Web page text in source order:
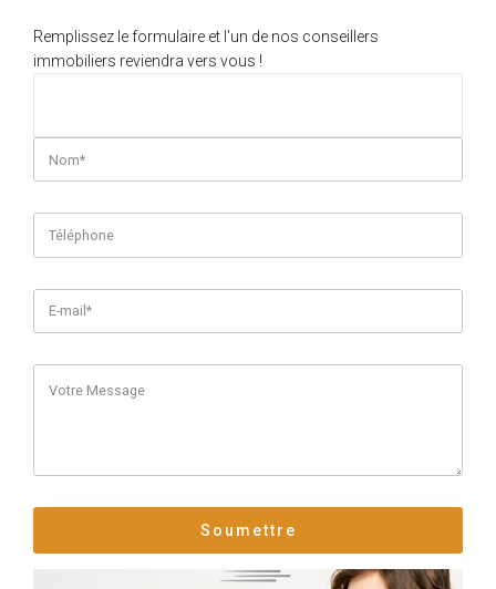
Remplissez le formulaire et l'un de nos conseillers
immobiliers reviendra vers vous !